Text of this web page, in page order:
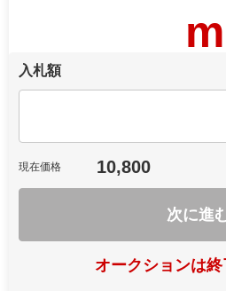
m
入札額
現在価格 10,800
次に進
オークションは